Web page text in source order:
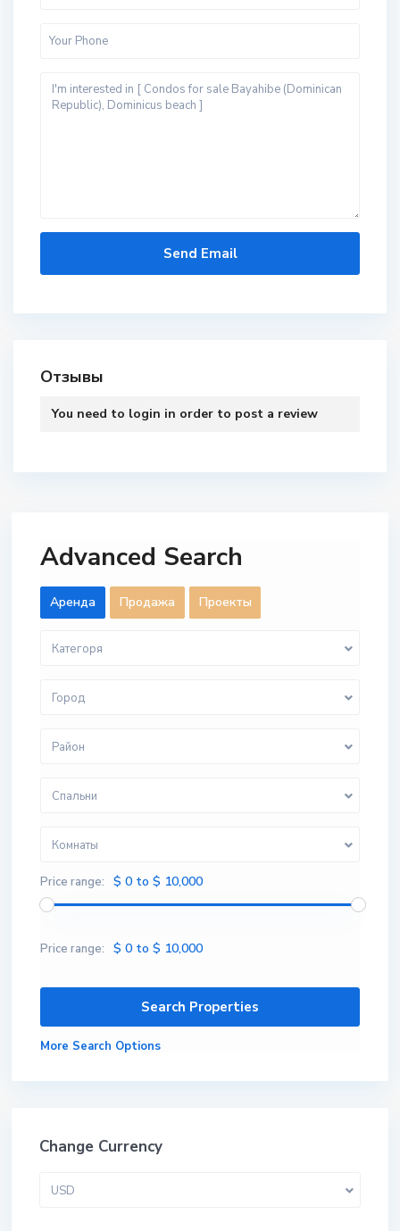
Отзывы
You need to login in order to post a review
Advanced Search
Aренда Продажа Проекты
Категоря
Город
Район
Спальни
Комнаты
Price range: $ 0 to $ 10,000
Price range: $ 0 to $ 10,000
More Search Options
Change Currency
USD